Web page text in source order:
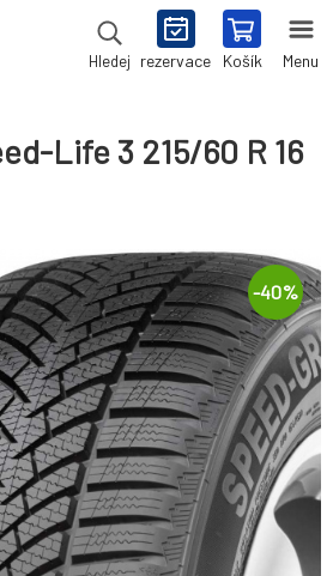
Hledej rezervace Košík Menu
Life 3 215/60 R 16
-40%